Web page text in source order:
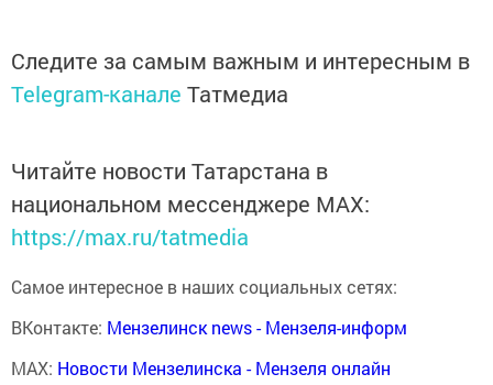
Следите за самым важным и интересным в
Telegram-канале Татмедиа
Читайте новости Татарстана в
национальном мессенджере MАХ:
https://max.ru/tatmedia
Самое интересное в наших социальных сетях:
ВКонтакте: Мензелинск news - Мензеля-информ
MAX: Новости Мензелинска - Мензеля онлайн